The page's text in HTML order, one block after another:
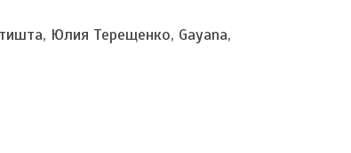
Юлия Терещенко, Gayana,